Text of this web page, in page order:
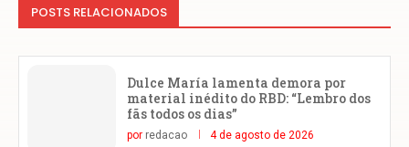
POSTS RELACIONADOS
Dulce María lamenta demora por
material inédito do RBD: “Lembro dos
fãs todos os dias”
por redacao 4 de agosto de 2026